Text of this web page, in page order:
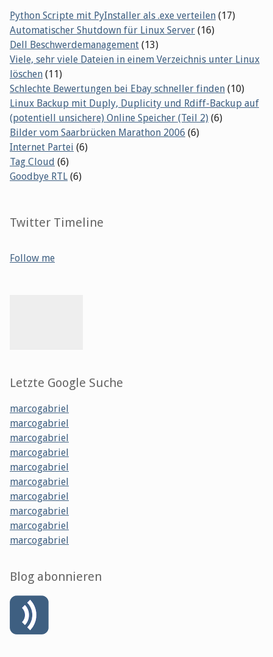
Python Scripte mit PyInstaller als .exe verteilen (17)
Automatischer Shutdown für Linux Server (16)
Dell Beschwerdemanagement (13)
Viele, sehr viele Dateien in einem Verzeichnis unter Linux
löschen (11)
Schlechte Bewertungen bei Ebay schneller finden (10)
Linux Backup mit Duply, Duplicity und Rdiff-Backup auf
(potentiell unsichere) Online Speicher (Teil 2) (6)
Bilder vom Saarbrücken Marathon 2006 (6)
Internet Partei (6)
Tag Cloud (6)
Goodbye RTL (6)
Twitter Timeline
Follow me
Letzte Google Suche
marcogabriel
marcogabriel
marcogabriel
marcogabriel
marcogabriel
marcogabriel
marcogabriel
marcogabriel
marcogabriel
marcogabriel
Blog abonnieren